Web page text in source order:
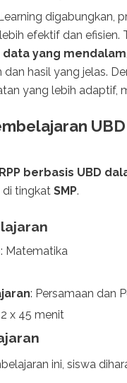
digabungkan,
efektif dan efisien.
yang mendalam
hasil yang jelas.
yang lebih adaptif,
RPP berbasis UBD
di tingkat SMP.
: Matematika
: Persamaan dan
x 45 menit
ini, siswa